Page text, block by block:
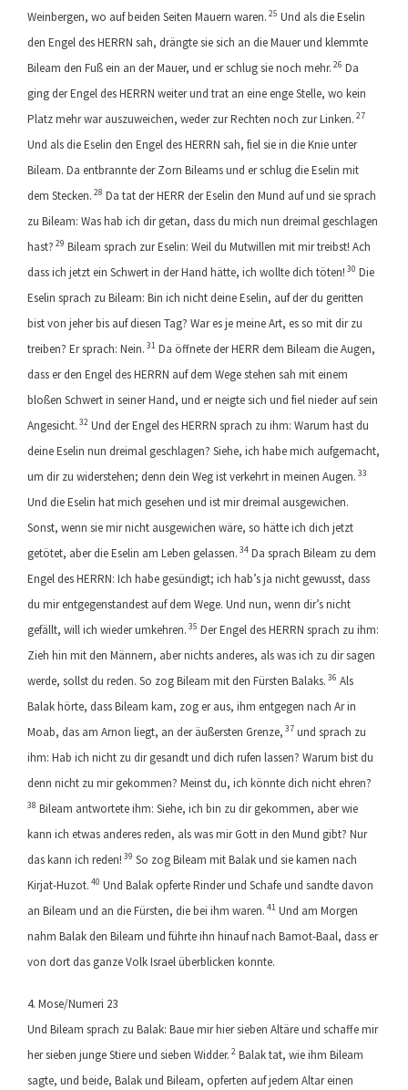
Weinbergen, wo auf beiden Seiten Mauern waren. 25 Und als die Eselin
den Engel des HERRN sah, drängte sie sich an die Mauer und klemmte
Bileam den Fuß ein an der Mauer, und er schlug sie noch mehr. 26 Da
ging der Engel des HERRN weiter und trat an eine enge Stelle, wo kein
Platz mehr war auszuweichen, weder zur Rechten noch zur Linken. 27
Und als die Eselin den Engel des HERRN sah, fiel sie in die Knie unter
Bileam. Da entbrannte der Zorn Bileams und er schlug die Eselin mit
dem Stecken. 28 Da tat der HERR der Eselin den Mund auf und sie sprach
zu Bileam: Was hab ich dir getan, dass du mich nun dreimal geschlagen
hast? 29 Bileam sprach zur Eselin: Weil du Mutwillen mit mir treibst! Ach
dass ich jetzt ein Schwert in der Hand hätte, ich wollte dich töten! 30 Die
Eselin sprach zu Bileam: Bin ich nicht deine Eselin, auf der du geritten
bist von jeher bis auf diesen Tag? War es je meine Art, es so mit dir zu
treiben? Er sprach: Nein. 31 Da öffnete der HERR dem Bileam die Augen,
dass er den Engel des HERRN auf dem Wege stehen sah mit einem
bloßen Schwert in seiner Hand, und er neigte sich und fiel nieder auf sein
Angesicht. 32 Und der Engel des HERRN sprach zu ihm: Warum hast du
deine Eselin nun dreimal geschlagen? Siehe, ich habe mich aufgemacht,
um dir zu widerstehen; denn dein Weg ist verkehrt in meinen Augen. 33
Und die Eselin hat mich gesehen und ist mir dreimal ausgewichen.
Sonst, wenn sie mir nicht ausgewichen wäre, so hätte ich dich jetzt
getötet, aber die Eselin am Leben gelassen. 34 Da sprach Bileam zu dem
Engel des HERRN: Ich habe gesündigt; ich hab’s ja nicht gewusst, dass
du mir entgegenstandest auf dem Wege. Und nun, wenn dir’s nicht
gefällt, will ich wieder umkehren. 35 Der Engel des HERRN sprach zu ihm:
Zieh hin mit den Männern, aber nichts anderes, als was ich zu dir sagen
werde, sollst du reden. So zog Bileam mit den Fürsten Balaks. 36 Als
Balak hörte, dass Bileam kam, zog er aus, ihm entgegen nach Ar in
Moab, das am Arnon liegt, an der äußersten Grenze, 37 und sprach zu
ihm: Hab ich nicht zu dir gesandt und dich rufen lassen? Warum bist du
denn nicht zu mir gekommen? Meinst du, ich könnte dich nicht ehren?
38 Bileam antwortete ihm: Siehe, ich bin zu dir gekommen, aber wie
kann ich etwas anderes reden, als was mir Gott in den Mund gibt? Nur
das kann ich reden! 39 So zog Bileam mit Balak und sie kamen nach
Kirjat-Huzot. 40 Und Balak opferte Rinder und Schafe und sandte davon
an Bileam und an die Fürsten, die bei ihm waren. 41 Und am Morgen
nahm Balak den Bileam und führte ihn hinauf nach Bamot-Baal, dass er
von dort das ganze Volk Israel überblicken konnte.
4. Mose/Numeri 23
Und Bileam sprach zu Balak: Baue mir hier sieben Altäre und schaffe mir
her sieben junge Stiere und sieben Widder. 2 Balak tat, wie ihm Bileam
sagte, und beide, Balak und Bileam, opferten auf jedem Altar einen